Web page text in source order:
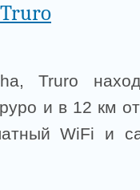
Truro
и в 12 км
WiFi и